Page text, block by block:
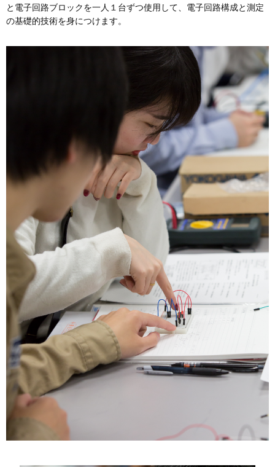
と電子回路ブロックを一人１台ずつ使用して、電子回路構成と測定
の基礎的技術を身につけます。